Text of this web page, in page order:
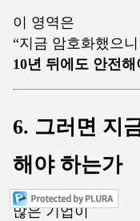
이 영역은
“지금 암호화했으
10년 뒤에도 안전
6. 그러면 지
해야 하는가
많은 기업이